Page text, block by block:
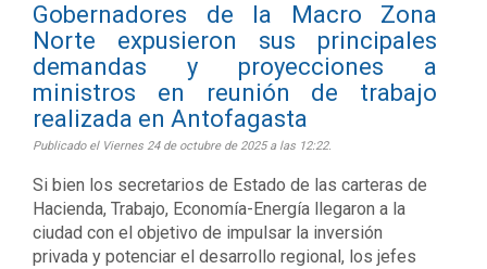
Gobernadores de la Macro Zona
Norte expusieron sus principales
demandas y proyecciones a
ministros en reunión de trabajo
realizada en Antofagasta
Publicado el Viernes 24 de octubre de 2025 a las 12:22.
Si bien los secretarios de Estado de las carteras de
Hacienda, Trabajo, Economía-Energía llegaron a la
ciudad con el objetivo de impulsar la inversión
privada y potenciar el desarrollo regional, los jefes